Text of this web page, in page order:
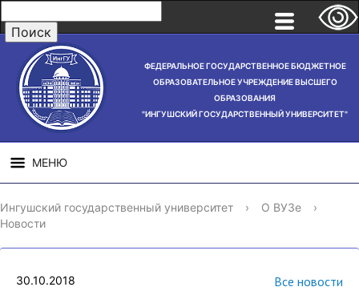
ФЕДЕРАЛЬНОЕ ГОСУДАРСТВЕННОЕ БЮДЖЕТНОЕ
ОБРАЗОВАТЕЛЬНОЕ УЧРЕЖДЕНИЕ ВЫСШЕГО
ОБРАЗОВАНИЯ
"ИНГУШСКИЙ ГОСУДАРСТВЕННЫЙ УНИВЕРСИТЕТ"
МЕНЮ
СВЕДЕНИЯ ОБ
ОБРАЗОВАТЕЛЬНОЙ
НАУЧНАЯ
ДЕЯТЕЛЬНОСТЬ
Ингушский государственный университет › О ВУЗе
›
Новости
30.10.2018 Все новости